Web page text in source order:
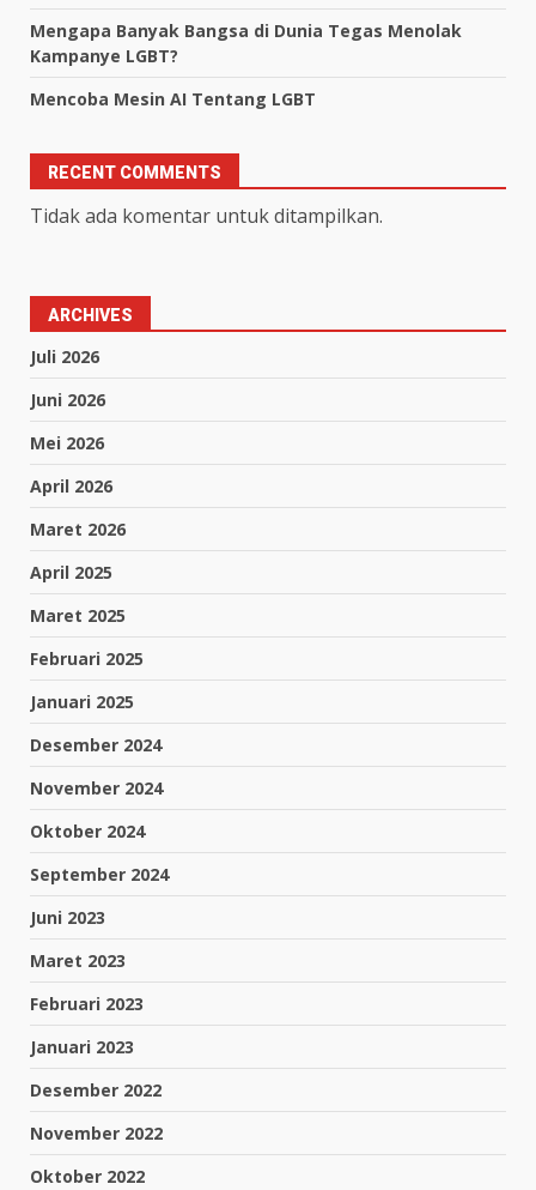
Mengapa Banyak Bangsa di Dunia Tegas Menolak
Kampanye LGBT?
Mencoba Mesin AI Tentang LGBT
RECENT COMMENTS
Tidak ada komentar untuk ditampilkan.
ARCHIVES
Juli 2026
Juni 2026
Mei 2026
April 2026
Maret 2026
April 2025
Maret 2025
Februari 2025
Januari 2025
Desember 2024
November 2024
Oktober 2024
September 2024
Juni 2023
Maret 2023
Februari 2023
Januari 2023
Desember 2022
November 2022
Oktober 2022